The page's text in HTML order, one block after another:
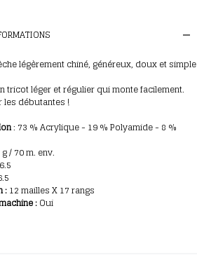
légèrement chiné, généreux, doux et simple
tricot léger et régulier qui monte facilement.
débutantes !
: 73 % Acrylique - 19 % Polyamide - 8 %
g / 70 m. env.
:12 mailles X 17 rangs
:Oui